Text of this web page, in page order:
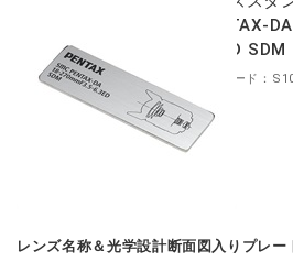
PENTAX-
6.3ED SDM
商品コード：
レンズ名称＆光学設計断面図入りプレー